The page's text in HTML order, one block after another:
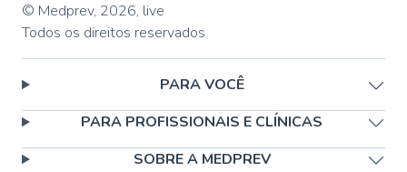
© Medprev, 2026, live
Todos os direitos reservados
PARA VOCÊ
PARA PROFISSIONAIS E CLÍNICAS
SOBRE A MEDPREV